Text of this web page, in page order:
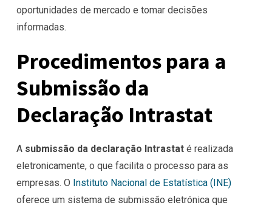
oportunidades de mercado e tomar decisões
informadas.
Procedimentos para a
Submissão da
Declaração Intrastat
A submissão da declaração Intrastat é realizada
eletronicamente, o que facilita o processo para as
empresas. O Instituto Nacional de Estatística (INE)
oferece um sistema de submissão eletrónica que